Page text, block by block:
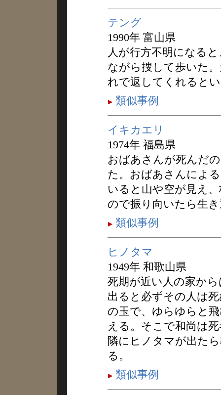
テング
1990年 富山県
人が行方不明になる
ながら捜して歩いた
れで返してくれると
類似事例
イキカエリ
1974年 福島県
おばあさんが死んだ
た。おばあさんによ
いると山や空が見え
ので振り向いたら生
類似事例
ヒノタマ
1949年 和歌山県
死期が近い人の家か
出ると必ずその人は
の玉で、ゆらゆらと
える。そこで和尚は
隣にヒノタマが出た
る。
類似事例